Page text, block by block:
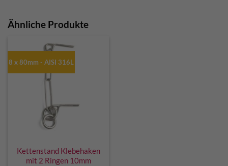
Ähnliche Produkte
8 x 80mm - AISI 316L
Kettenstand Klebehaken
mit 2 Ringen 10mm